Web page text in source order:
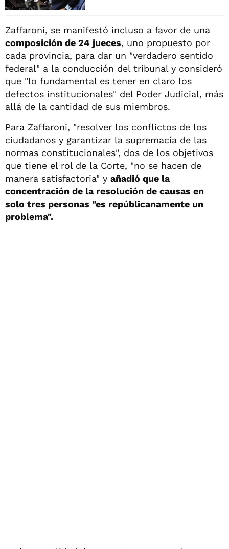
Zaffaroni, se manifestó incluso a favor de una
composición de 24 jueces, uno propuesto por
cada provincia, para dar un "verdadero sentido
federal" a la conducción del tribunal y consideró
que "lo fundamental es tener en claro los
defectos institucionales" del Poder Judicial, más
allá de la cantidad de sus miembros.
Para Zaffaroni, "resolver los conflictos de los
ciudadanos y garantizar la supremacía de las
normas constitucionales", dos de los objetivos
que tiene el rol de la Corte, "no se hacen de
manera satisfactoria" y añadió que la
concentración de la resolución de causas en
solo tres personas "es repúblicanamente un
problema".